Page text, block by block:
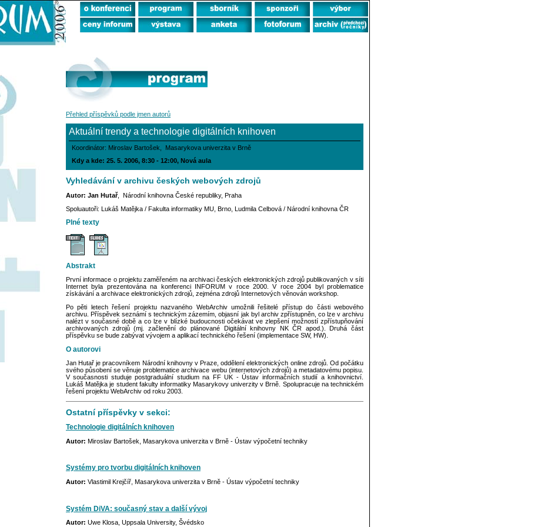
Přehled příspěvků podle jmen autorů
Aktuální trendy a technologie digitálních knihoven
Koordinátor: Miroslav Bartošek, Masarykova univerzita v Brně
Kdy a kde: 25. 5. 2006, 8:30 - 12:00, Nová aula
Vyhledávání v archivu českých webových zdrojů
Autor: Jan Hutař, Národní knihovna České republiky, Praha
Spoluautoři: Lukáš Matějka / Fakulta informatiky MU, Brno, Ludmila Celbová / Národní knihovna ČR
Plné texty
Abstrakt
První informace o projektu zaměřeném na archivaci českých elektronických zdrojů publikovaných v síti
Internet byla prezentována na konferenci INFORUM v roce 2000. V roce 2004 byl problematice
získávání a archivace elektronických zdrojů, zejména zdrojů Internetových věnován workshop.
Po pěti letech řešení projektu nazvaného WebArchiv umožnili řešitelé přístup do části webového
archivu. Příspěvek seznámí s technickým zázemím, objasní jak byl archiv zpřístupněn, co lze v archivu
nalézt v současné době a co lze v blízké budoucnosti očekávat ve zlepšení možností zpřístupňování
archivovaných zdrojů (mj. začlenění do plánované Digitální knihovny NK ČR apod.). Druhá část
příspěvku se bude zabývat vývojem a aplikací technického řešení (implementace SW, HW).
O autorovi
Jan Hutař je pracovníkem Národní knihovny v Praze, oddělení elektronických online zdrojů. Od počátku
svého působení se věnuje problematice archivace webu (internetových zdrojů) a metadatovému popisu.
V současnosti studuje postgraduální studium na FF UK - Ústav informačních studií a knihovnictví.
Lukáš Matějka je student fakulty informatiky Masarykovy univerzity v Brně. Spolupracuje na technickém
řešení projektu WebArchiv od roku 2003.
Ostatní příspěvky v sekci:
Technologie digitálních knihoven
Autor: Miroslav Bartošek, Masarykova univerzita v Brně - Ústav výpočetní techniky
Systémy pro tvorbu digitálních knihoven
Autor: Vlastimil Krejčíř, Masarykova univerzita v Brně - Ústav výpočetní techniky
Systém DiVA: současný stav a další vývoj
Autor: Uwe Klosa, Uppsala University, Švédsko